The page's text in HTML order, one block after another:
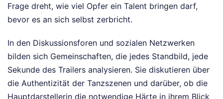
Frage dreht, wie viel Opfer ein Talent bringen darf,
bevor es an sich selbst zerbricht.
In den Diskussionsforen und sozialen Netzwerken
bilden sich Gemeinschaften, die jedes Standbild, jede
Sekunde des Trailers analysieren. Sie diskutieren über
die Authentizität der Tanzszenen und darüber, ob die
Hauptdarstellerin die notwendige Härte in ihrem Blick